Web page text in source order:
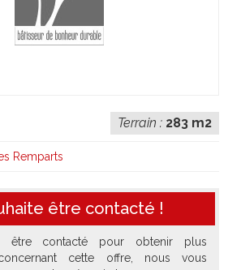
Terrain : 283 m2
Remparts
être contacté !
être contacté pour obtenir plus
cette offre, nous vous